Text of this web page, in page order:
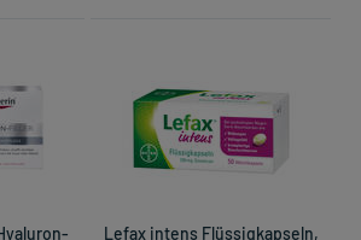
Lefax intens Flüssigkapseln,